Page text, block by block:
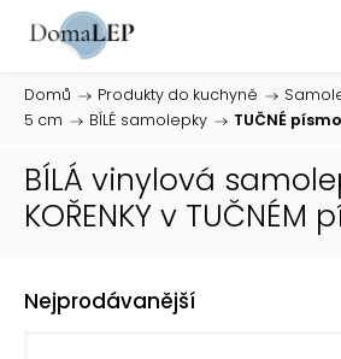
Domů / Produkty do kuchyně /
5 cm / BÍLÉ samolepky / TUČNÉ písmo
BÍLÁ vinylová
KOŘENKY v TUČNÉM
Nejprodávanější